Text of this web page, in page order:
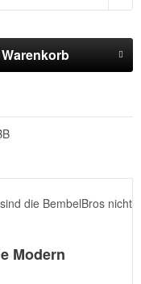
Warenkorb
die BembelBros nicht
Modern